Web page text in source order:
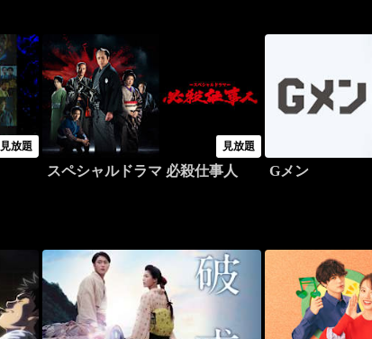
見放題 見放題
スペシャルドラマ 必殺仕事人 Gメン